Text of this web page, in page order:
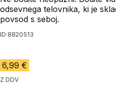
odsevnega telovnika, ki je
povsod s seboj.
ID 8820513
6,99 €
Z DDV